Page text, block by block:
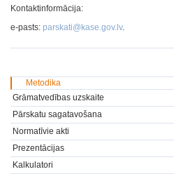
Kontaktinformācija:
e-pasts: parskati@kase.gov.lv.
Metodika
Grāmatvedības uzskaite
Pārskatu sagatavošana
Normatīvie akti
Prezentācijas
Kalkulatori